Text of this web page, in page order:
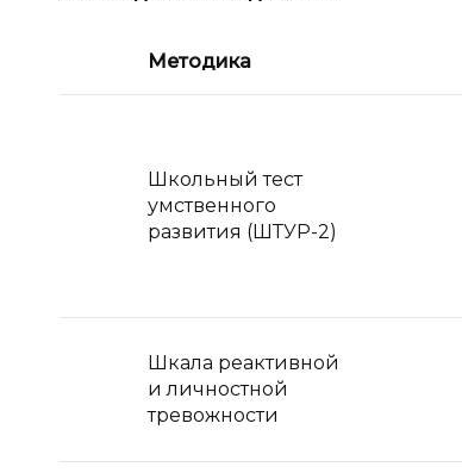
Методика
Школьный тест
умственного
развития (ШТУР-2)
Шкала реактивной
и личностной
тревожности